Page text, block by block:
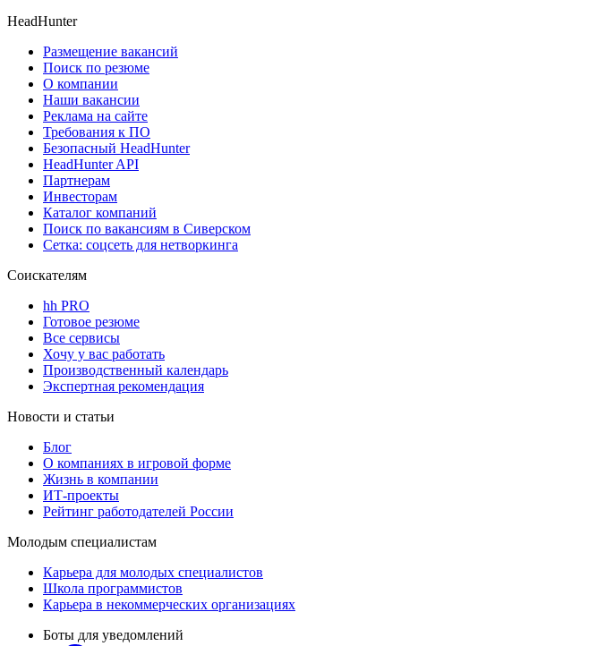
HeadHunter
Размещение вакансий
Поиск по резюме
О компании
Наши вакансии
Реклама на сайте
Требования к ПО
Безопасный HeadHunter
HeadHunter API
Партнерам
Инвесторам
Каталог компаний
Поиск по вакансиям в Сиверском
Сетка: соцсеть для нетворкинга
Соискателям
hh PRO
Готовое резюме
Все сервисы
Хочу у вас работать
Производственный календарь
Экспертная рекомендация
Новости и статьи
Блог
О компаниях в игровой форме
Жизнь в компании
ИТ-проекты
Рейтинг работодателей России
Молодым специалистам
Карьера для молодых специалистов
Школа программистов
Карьера в некоммерческих организациях
Боты для уведомлений